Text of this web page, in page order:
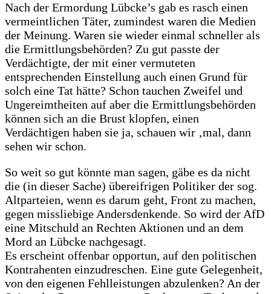
Nach der Ermordung Lübcke’s gab es rasch einen
vermeintlichen Täter, zumindest waren die Medien
der Meinung. Waren sie wieder einmal schneller als
die Ermittlungsbehörden? Zu gut passte der
Verdächtigte, der mit einer vermuteten
entsprechenden Einstellung auch einen Grund für
solch eine Tat hätte? Schon tauchen Zweifel und
Ungereimtheiten auf aber die Ermittlungsbehörden
können sich an die Brust klopfen, einen
Verdächtigen haben sie ja, schauen wir ‚mal, dann
sehen wir schon.
So weit so gut könnte man sagen, gäbe es da nicht
die (in dieser Sache) übereifrigen Politiker der sog.
Altparteien, wenn es darum geht, Front zu machen,
gegen missliebige Andersdenkende. So wird der AfD
eine Mitschuld an Rechten Aktionen und an dem
Mord an Lübcke nachgesagt.
Es erscheint offenbar opportun, auf den politischen
Kontrahenten einzudreschen. Eine gute Gelegenheit,
von den eigenen Fehlleistungen abzulenken? An der